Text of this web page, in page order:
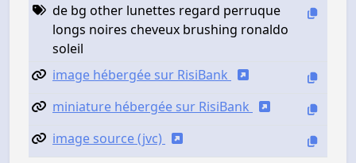
de bg other lunettes regard perruque
longs noires cheveux brushing ronaldo
soleil
image hébergée sur RisiBank
miniature hébergée sur RisiBank
image source (jvc)